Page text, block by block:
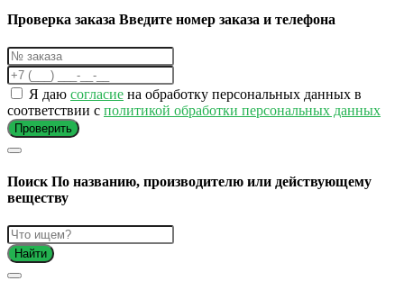
Проверка заказа Введите номер заказа и телефона
Я даю согласие на обработку персональных данных в
соответствии с политикой обработки персональных данных
Проверить
Поиск По названию, производителю или действующему
веществу
Найти